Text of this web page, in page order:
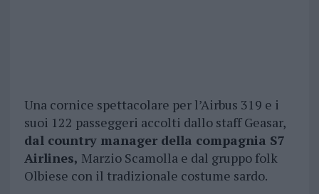
Una cornice spettacolare per l’Airbus 319 e i
suoi 122 passeggeri accolti dallo staff Geasar,
dal country manager della compagnia S7
Airlines, Marzio Scamolla e dal gruppo folk
Olbiese con il tradizionale costume sardo.